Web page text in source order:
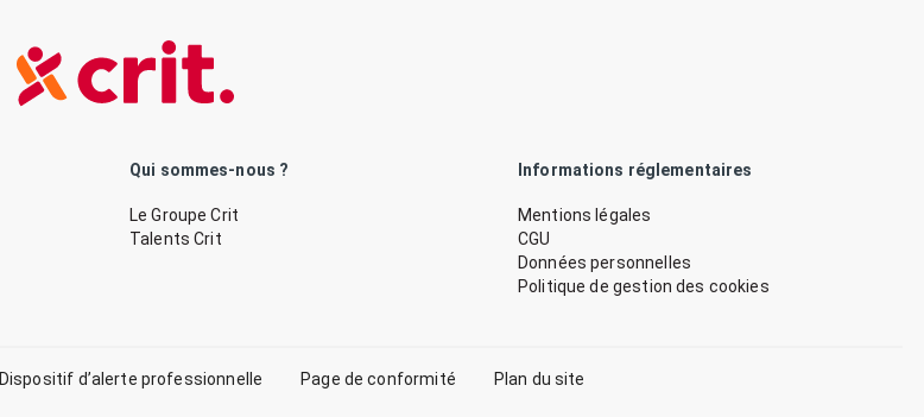
Qui sommes-nous ?
Le Groupe Crit
Talents Crit
Informations réglementaires
Mentions légales
CGU
Données personnelles
Politique de gestion des cookies
Dispositif d’alerte professionnelle Page de conformité Plan du site